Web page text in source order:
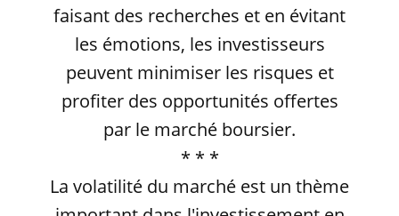
faisant des recherches et en évitant
les émotions, les investisseurs
peuvent minimiser les risques et
profiter des opportunités offertes
par le marché boursier.
* * *
La volatilité du marché est un thème